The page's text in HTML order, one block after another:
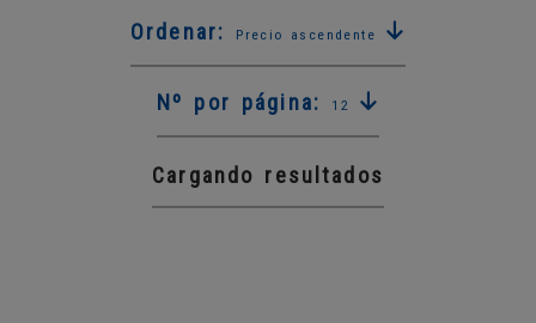
Ordenar: Precio ascendente
Nº por página: 12
Cargando resultados